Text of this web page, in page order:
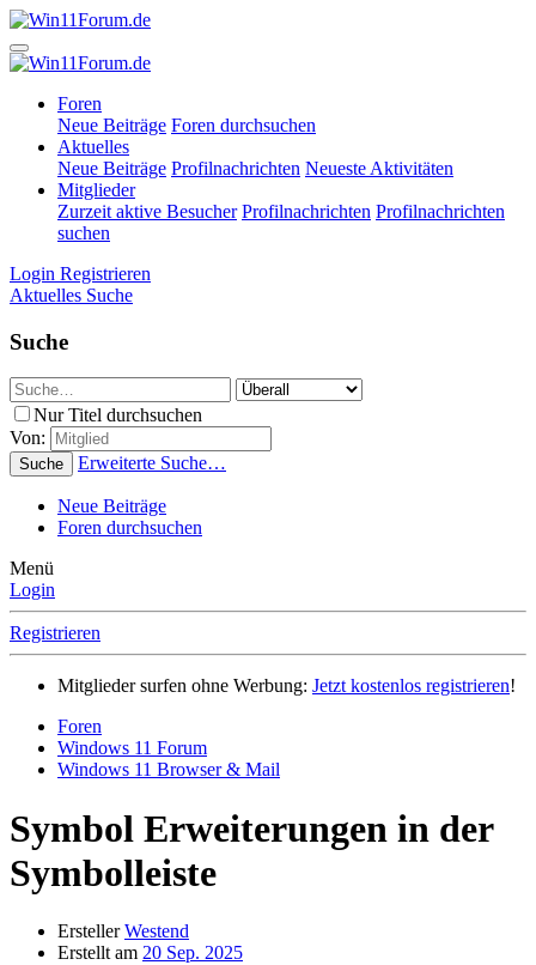
Foren
Neue Beiträge Foren durchsuchen
Aktuelles
Neue Beiträge Profilnachrichten Neueste Aktivitäten
Mitglieder
Zurzeit aktive Besucher Profilnachrichten Profilnachrichten
suchen
Login Registrieren
Aktuelles Suche
Suche
Nur Titel durchsuchen
Von:
Suche Erweiterte Suche…
Neue Beiträge
Foren durchsuchen
Menü
Login
Registrieren
Mitglieder surfen ohne Werbung: Jetzt kostenlos registrieren!
Foren
Windows 11 Forum
Windows 11 Browser & Mail
Symbol Erweiterungen in der
Symbolleiste
Ersteller Westend
Erstellt am 20 Sep. 2025